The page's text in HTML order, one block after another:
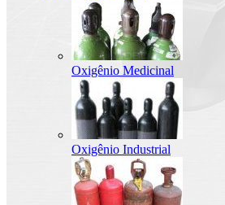
Oxigênio Medicinal
Oxigênio Industrial